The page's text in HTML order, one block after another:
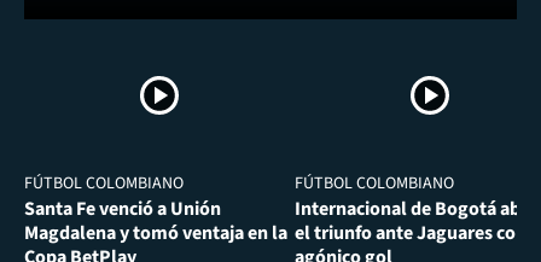
FÚTBOL COLOMBIANO
Santa Fe venció a Unión
Magdalena y tomó ventaja en la
FÚTBOL COLOMBIANO
Internacional de Bogotá
el triunfo ante Jaguares con